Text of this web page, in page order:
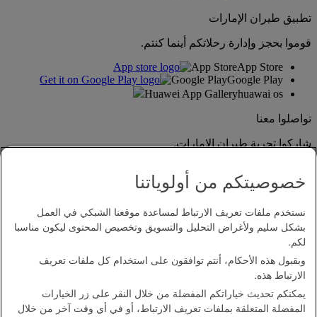
تطبيق طيران الإمارات
قوموا بحجز وإدارة رحلاتكم أينما كنتم.
App StoreApp Store
Google PlayGoogle Play
Huawei App Galleryhuawai os
تواصلوا معنا
شاركوا تجربة طيران الإمارات.
بيان إمكانية الدخول
اتصل بنا
سياسة الخصوصية
الشروط والأحكام
خصوصيتكم من أولوياتنا
نستخدم ملفات تعريف الارتباط لمساعدة موقعنا الشبكي في العمل
بشكل سليم ولأغراض التحليل والتسويق وتخصيص المحتوى ليكون مناسبا
لكم.
وبقبول هذه الأحكام، أنتم توافقون على استخدام كل ملفات تعريف
الارتباط هذه.
يمكنكم تحديث خياراتكم المفضلة من خلال النقر على زر الخيارات
المفضلة المتعلقة بملفات تعريف الارتباط، أو في أي وقت آخر من خلال